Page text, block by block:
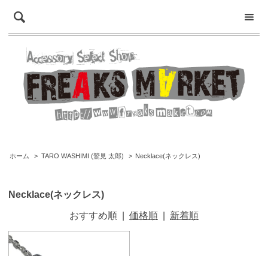
ホーム > TARO WASHIMI (鷲見 太郎) > Necklace(ネックレス)
Necklace(ネックレス)
おすすめ順 価格順 新着順